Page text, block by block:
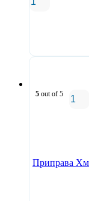
5 out of 5
Приправа